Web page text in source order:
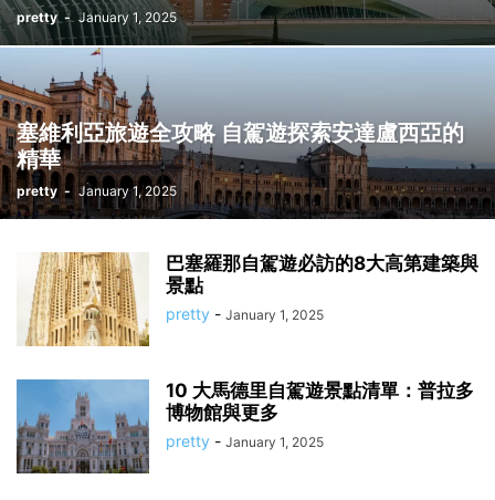
pretty - January 1, 2025
塞維利亞旅遊全攻略 自駕遊探索安達盧西亞的
精華
pretty - January 1, 2025
巴塞羅那自駕遊必訪的8大高第建築與
景點
pretty - January 1, 2025
10 大馬德里自駕遊景點清單：普拉多
博物館與更多
pretty - January 1, 2025